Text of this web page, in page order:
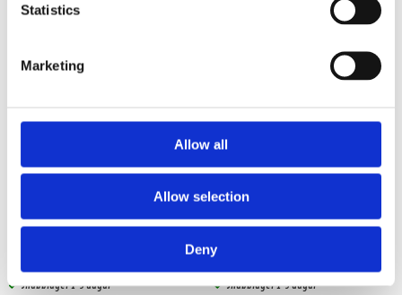
Statistics
Marketing
Allow all
Allow selection
Deny
Snabblager 1-3 dagar
Rebec ES408
DSP 8 Kanalig
Snabblager 1-3 dagar